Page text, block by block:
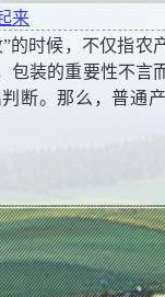
，价格多在每吨
猪生产逐渐恢复，
来
的时候，不仅指农
包装的重要性不言
断。那么，普通